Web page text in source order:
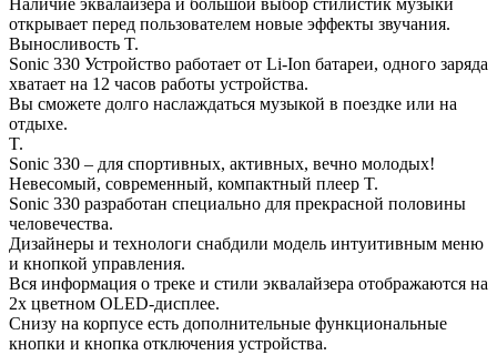
Наличие эквалайзера и большой выбор стилистик музыки
открывает перед пользователем новые эффекты звучания.
Выносливость T.
Sonic 330 Устройство работает от Li-Ion батареи, одного заряда
хватает на 12 часов работы устройства.
Вы сможете долго наслаждаться музыкой в поездке или на
отдыхе.
T.
Sonic 330 – для спортивных, активных, вечно молодых!
Невесомый, современный, компактный плеер T.
Sonic 330 разработан специально для прекрасной половины
человечества.
Дизайнеры и технологи снабдили модель интуитивным меню
и кнопкой управления.
Вся информация о треке и стили эквалайзера отображаются на
2х цветном OLED-дисплее.
Снизу на корпусе есть дополнительные функциональные
кнопки и кнопка отключения устройства.